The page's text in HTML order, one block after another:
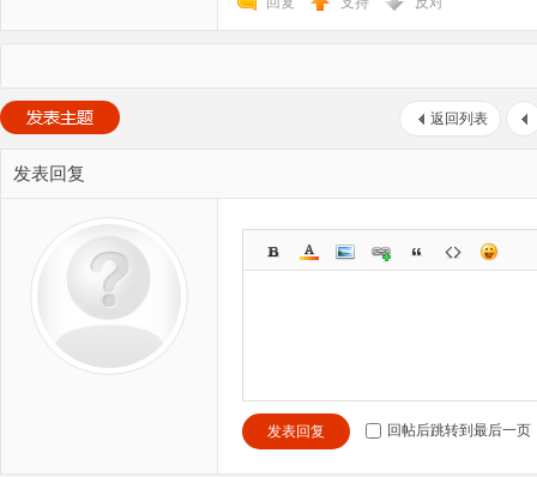
返回列表
发表回复
发表回复 回帖后跳转到最后一页